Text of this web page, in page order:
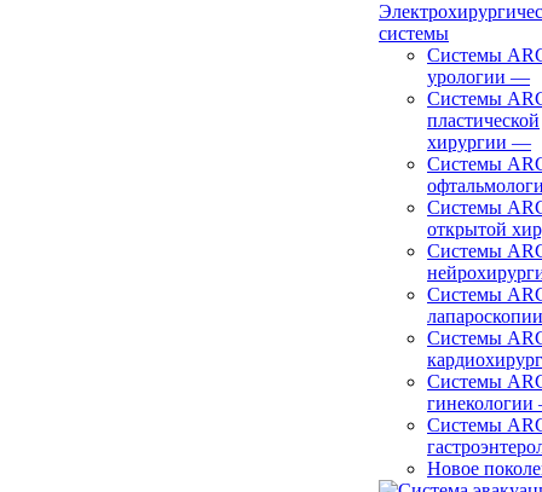
системы
Системы
урологии —
Системы
пластической
хирургии —
Системы
Системы
открытой
Системы
Системы
лапароскопии
Системы
Системы
гинекологии
Системы
Новое